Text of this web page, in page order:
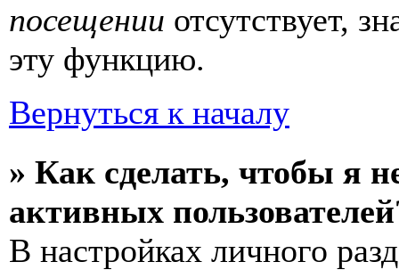
посещении отсутствует,
эту функцию.
Вернуться к началу
» Как сделать, чтобы я
активных
В настройках личного